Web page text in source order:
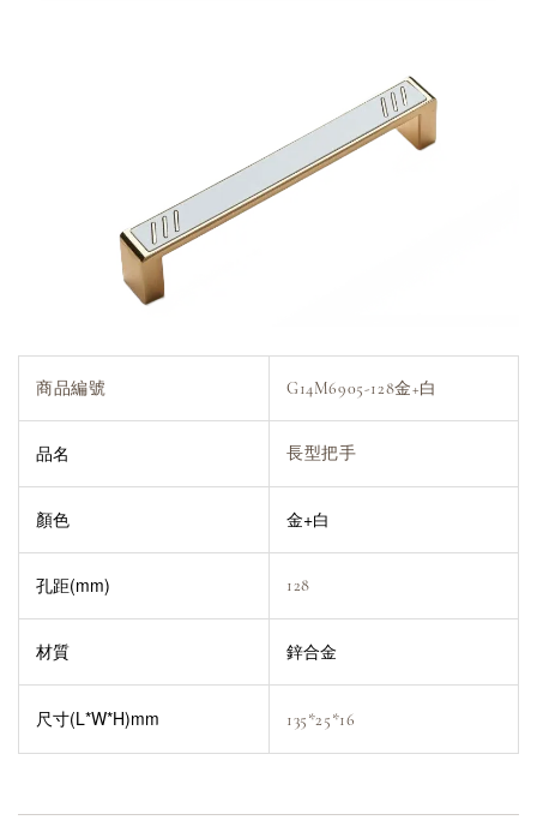
商品編號 G14M6905-128金+白
品名 長型把手
顏色 金+白
孔距(mm) 128
材質 鋅合金
尺寸(L*W*H)mm 135*25*16